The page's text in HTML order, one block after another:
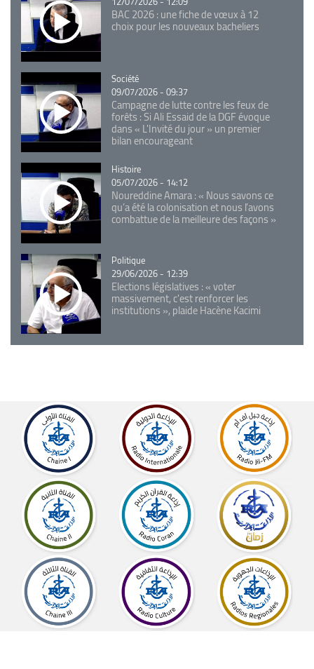
BAC 2026 : une fiche de vœux à 12
choix pour les nouveaux bacheliers
Catégorie
Société
09/07/2026 - 09:37
Campagne de lutte contre les feux de
forêts : Si Ali Essaid de la DGF évoque
dans « L'Invité du jour » un premier
bilan encourageant
Catégorie
Histoire
05/07/2026 - 14:12
Noureddine Amara : « Nous savons ce
qu’a été la colonisation et nous l’avons
combattue de la meilleure des façons »
Catégorie
Politique
29/06/2026 - 12:39
Elections législatives : « voter
massivement, c'est renforcer les
institutions », plaide Hacène Kacimi